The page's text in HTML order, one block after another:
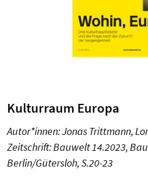
Kulturraum Europa
Autor*innen: Jonas Trittmann,
Zeitschrift: Bauwelt 14.2023,
Berlin/Gütersloh, S.20-23